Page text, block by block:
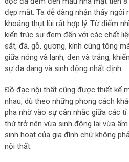
đẹp mắt. Ta dễ dàng nhận thấy ngôi
khoảng thụt lùi rất hợp lý. Từ điểm
kiến trúc sư đem đến với các chất
sắt, đá, gỗ, gương, kính cùng tông
giữa nóng và lạnh, đen và trắng,
sự đa dạng và sinh động nhất định.
Đồ đạc nội thất cũng được thiết kế
nhau, dù theo những phong cách
pha nhờ vào sự cân nhắc giữa các tỉ
thứ trở nên vừa sinh động lại vừa
sinh hoạt của gia đình chứ không
nội thất.